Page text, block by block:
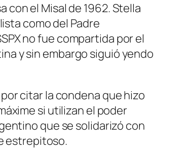
el Misal de 1962. Stella
como del Padre
no fue compartida por el
y sin embargo siguió yendo
citar la condena que hizo
si utilizan el poder
que se solidarizó con
estrepitoso.